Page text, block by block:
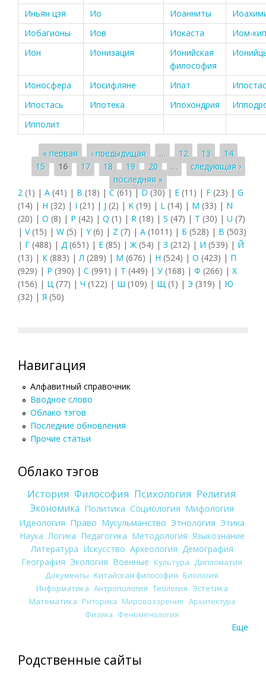
Иньян цзя
Ио Иоанниты
Иобагионы
Иов Иокаста
Иом-
Ион
Ионизация
Ионийская
философия
Ионосфера Иосифляне Ипат
Ипостась
Ипотека Ипохондрия
Ипполит
Страницы
« первая ‹ предыдущая … 12 13
14
15
16 17 18 19 20 …
следующая ›
последняя »
2 (1) | A (41) | B (18) | C(61)|D(30) | E (11) | F (23) | G
(14) | H (32) | I (21) | J (2) | K (19) | L (14) | M (33) | N
(20) | O (8) | P (42) | Q (1) | R (18) | S (47) | T (30) | U (7)
| V(15) | W (5) | Y(6) | Z (7) | А (1011) | Б (528) | В (503)
| Г (488) | Д (651) | Е (85) | Ж (54) | З (212) | И (539) | Й
(13) | К (883) | Л (289) | М (676) | Н (524) | О (423) | П
(929) | Р (390) | С (991) | Т (449) | У (168) | Ф (266) | Х
(156) | Ц (77) | Ч (122) | Ш (109) | Щ (1) | Э (319) | Ю
(32) | Я (50)
Навигация
Алфавитный справочник
Вводное слово
Облако тэгов
Последние обновления
Прочие статьи
Облако тэгов
История Философия Психология Религия
Экономика Политика Социология Мифология
Идеология Право Мусульманство Этнология Этика
Наука Логика Педагогика Методология Языкознание
Литература Искусство Археология Демография
География Экология Военные Культура
Дипломатия
Документы Китайская философия Биология
Информатика Антропология Теология Эстетика
Математика Риторика Мировоззрение Архитектура
Физика Феноменология
Еще
Родственные сайты